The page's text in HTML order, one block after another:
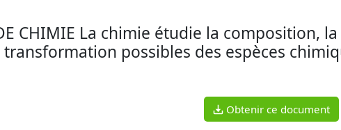
CHIMIE La chimie étudie la composition,
possibles des espèces
Obtenir ce document